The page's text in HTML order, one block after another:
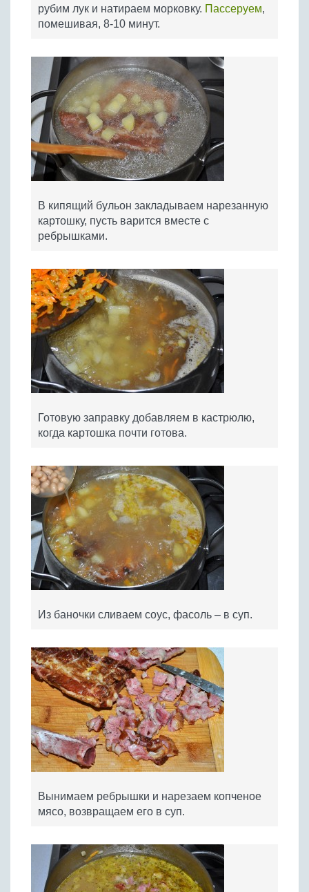
рубим лук и натираем морковку. Пассеруем,
помешивая, 8-10 минут.
В кипящий бульон закладываем нарезанную
картошку, пусть варится вместе с
ребрышками.
Готовую заправку добавляем в кастрюлю,
когда картошка почти готова.
Из баночки сливаем соус, фасоль – в суп.
Вынимаем ребрышки и нарезаем копченое
мясо, возвращаем его в суп.